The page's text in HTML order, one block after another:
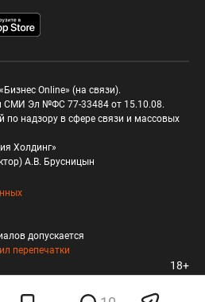
Online» (на связи).
СМИ Эл №ФС 77-33484 от 15.10.08.
по надзору в сфере связи и массовых
Холдинг»
А.В. Брусницын
допускается
перепечатки
18+